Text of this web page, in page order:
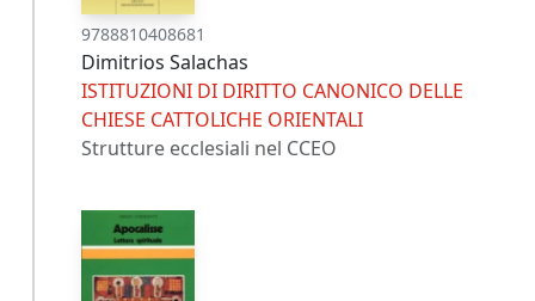
9788810408681
Dimitrios Salachas
ISTITUZIONI DI DIRITTO CANONICO DELLE
CHIESE CATTOLICHE ORIENTALI
Strutture ecclesiali nel CCEO